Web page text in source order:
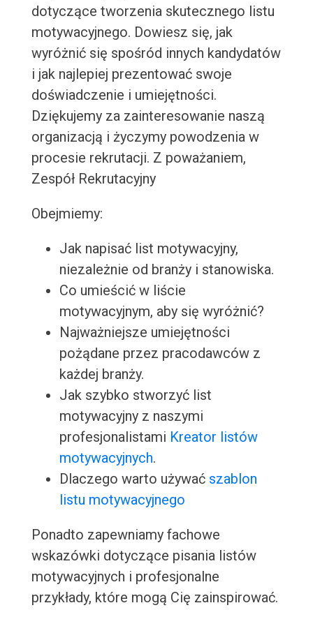
dotyczące tworzenia skutecznego listu
motywacyjnego. Dowiesz się, jak
wyróżnić się spośród innych kandydatów
i jak najlepiej prezentować swoje
doświadczenie i umiejętności.
Dziękujemy za zainteresowanie naszą
organizacją i życzymy powodzenia w
procesie rekrutacji. Z poważaniem,
Zespół Rekrutacyjny
Obejmiemy:
Jak napisać list motywacyjny,
niezależnie od branży i stanowiska.
Co umieścić w liście
motywacyjnym, aby się wyróżnić?
Najważniejsze umiejętności
pożądane przez pracodawców z
każdej branży.
Jak szybko stworzyć list
motywacyjny z naszymi
profesjonalistami Kreator listów
motywacyjnych.
Dlaczego warto używać szablon
listu motywacyjnego
Ponadto zapewniamy fachowe
wskazówki dotyczące pisania listów
motywacyjnych i profesjonalne
przykłady, które mogą Cię zainspirować.